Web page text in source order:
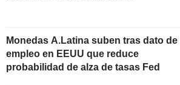
Monedas A.Latina suben tras dato de
empleo en EEUU que reduce
probabilidad de alza de tasas Fed